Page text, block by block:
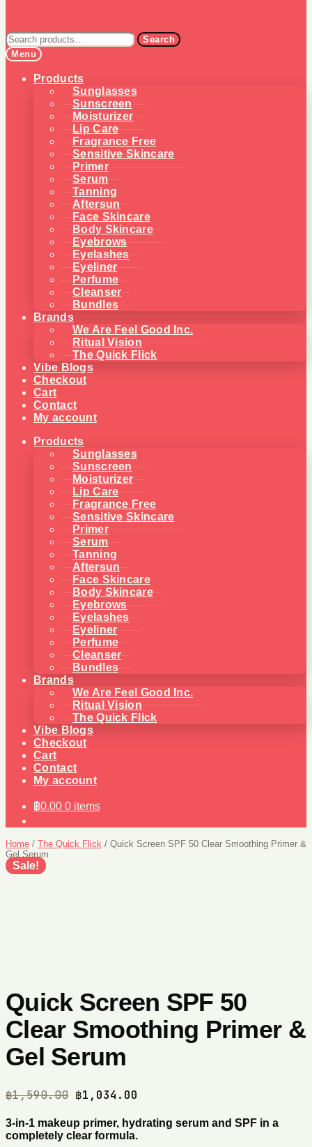
Search
for:
Search
Menu
Products
Sunglasses
Sunscreen
Moisturizer
Lip Care
Fragrance Free
Sensitive Skincare
Primer
Serum
Tanning
Aftersun
Face Skincare
Body Skincare
Eyebrows
Eyelashes
Eyeliner
Perfume
Cleanser
Bundles
Brands
We Are Feel Good Inc.
Ritual Vision
The Quick Flick
Vibe Blogs
Checkout
Cart
Contact
My account
Products
Sunglasses
Sunscreen
Moisturizer
Lip Care
Fragrance Free
Sensitive Skincare
Primer
Serum
Tanning
Aftersun
Face Skincare
Body Skincare
Eyebrows
Eyelashes
Eyeliner
Perfume
Cleanser
Bundles
Brands
We Are Feel Good Inc.
Ritual Vision
The Quick Flick
Vibe Blogs
Checkout
Cart
Contact
My account
฿0.00 0 items
Home / The Quick Flick / Quick Screen SPF 50 Clear Smoothing Primer &
Gel Serum
Sale!
Quick Screen SPF 50
Clear Smoothing Primer &
Gel Serum
฿1,590.00 Original
was:
฿1,590.00.
฿1,034.00
is:
฿1,034.00.
3-in-1 makeup primer, hydrating serum and SPF in a
completely clear formula.